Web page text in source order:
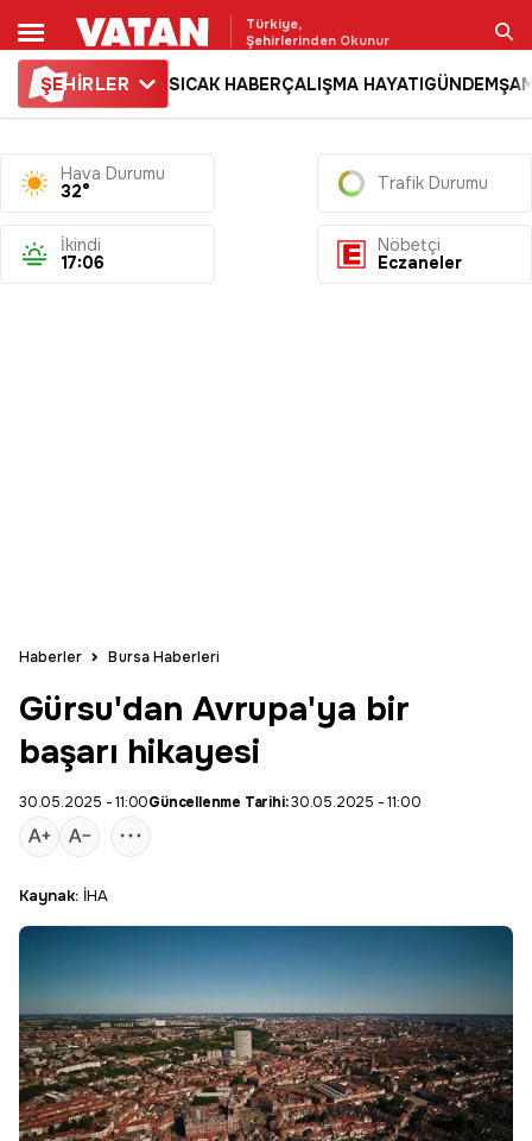
Türkiye,
Şehirlerinden Okunur
ŞEHİRLER SICAK HABERÇALIŞMA HAYATIGÜNDEM
Hava Durumu
32°
Trafik Durumu
İkindi
17:06
Nöbetçi
Eczaneler
Haberler Bursa Haberleri
Gürsu'dan Avrupa'ya bir
başarı hikayesi
30.05.2025 - 11:00Güncellenme Tarihi:30.05.2025 - 11:00
Kaynak: İHA